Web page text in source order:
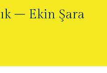
– Ekin Şara